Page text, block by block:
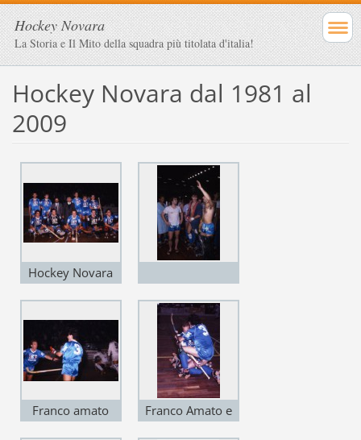
Hockey Novara
La Storia e Il Mito della squadra più titolata d'italia!
Hockey Novara dal 1981 al
2009
Hockey Novara
Italia e Finale
Coppa Campioni
Franco amato
Franco Amato e